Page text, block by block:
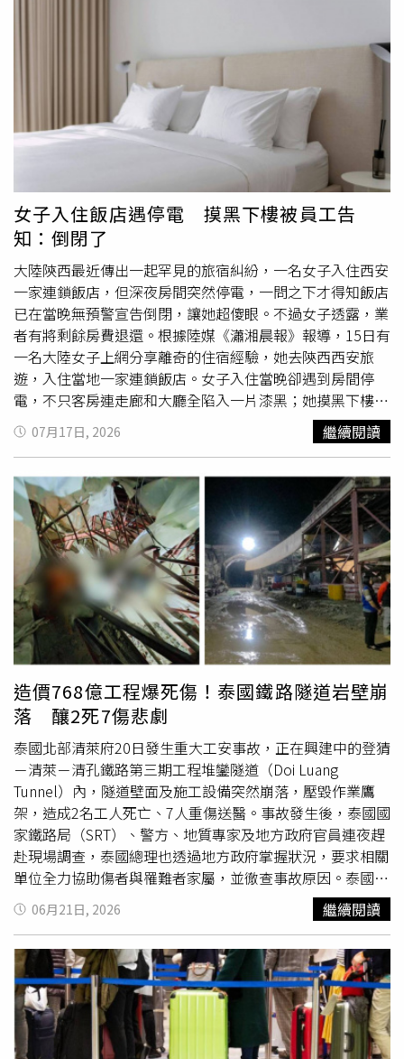
公司在股務作業管理上確有重大疏失，主管機關將考慮收回
其自辦股務資格，並要求改由專業機構辦理相關股務作業。
擺放礦泉水及運動飲料，也遭質疑是在作秀。王世堅表示，
希望大家一切以身體健康為重，國家、社會有太多事情要大
家共同努力，年輕人要以保護自己的身體健康為重。王世堅
指出，一般有決心的這種行為，大概都會比較決絕的方式，
但還是希望年輕人愛惜生命，這種方式不好，也不是社會大
多數民眾想看到的。他認為，國家、社會已經有太多需要積
極去解決的問題，不是絕食或掉眼淚可以解決的，因此希望
他們能夠停止這類的活動。
女子入住飯店遇停電 摸黑下樓被員工告
知：倒閉了
大陸陝西最近傳出一起罕見的旅宿糾紛，一名女子入住西安
一家連鎖飯店，但深夜房間突然停電，一問之下才得知飯店
已在當晚無預警宣告倒閉，讓她超傻眼。不過女子透露，業
者有將剩餘房費退還。根據陸媒《瀟湘晨報》報導，15日有
一名大陸女子上網分享離奇的住宿經驗，她去陝西西安旅
遊，入住當地一家連鎖飯店。女子入住當晚卻遇到房間停
電，不只客房連走廊和大廳全陷入一片漆黑；她摸黑下樓查
看，發現現場僅剩下一名櫃檯人員，她上前詢問才知道飯店
倒閉了。不過女子也表示，所幸在該名櫃檯人員的協助下，
她當晚有順利拿到剩餘的房費，隨後只好緊急尋找附近其他
旅館入住，才免於流落街頭的窘境。雖然女子遭遇飯店臨時
倒閉，但她仍對基層員工的職業道德給予高度肯定，她感性
地說，入住後無論是房務清潔還是櫃檯接待，服務都相當到
位；特別是深夜留守的那位櫃檯人員，慌亂中依然展現負責
的態度，積極協助旅客處理退款。貼文迅速引發網友們熱烈
討論，除了不少人留言安慰原PO之外，還引來數名自稱是
該飯店員工的網友留言還原真相；員工們表示，當天高層主
管與經理突然帶隊集體外出辦事，隨後就傳來公司解散倒閉
的噩耗。他們趕回飯店現場，與留守同仁漏夜清查住客名
單，並逐一聯繫客人辦理退費手續直至凌晨；對此，員工們
坦言，他們也是臨時接到通知，目前不僅工作丟了，連自身
的薪資也尚未拿到，同樣是受害者。最後，由於該飯店屬於
連鎖體系，該名女子的文章中也公開呼籲集團總部應負起責
任，盡快為這些堅守崗位到最後一刻的基層員工結清薪資，
保障勞工權益。同時，她也藉由這次的驚魂記提醒廣大民
眾，出門在外務必提高警覺，離開飯店房間時應養成隨身攜
帶貴重物品的習慣，以免遭遇不可抗力的突發狀況時蒙受重
大財產損失。
07月17日, 2026 繼續閱讀
造價768億工程爆死傷！泰國鐵路隧道岩壁崩
落 釀2死7傷悲劇
泰國北部清萊府20日發生重大工安事故，正在興建中的登猜
－清萊－清孔鐵路第三期工程堆鑾隧道（Doi Luang
Tunnel）內，隧道壁面及施工設備突然崩落，壓毀作業鷹
架，造成2名工人死亡、7人重傷送醫。事故發生後，泰國國
家鐵路局（SRT）、警方、地質專家及地方政府官員連夜趕
赴現場調查，泰國總理也透過地方政府掌握狀況，要求相關
單位全力協助傷者與罹難者家屬，並徹查事故原因。泰國清
萊府堆鑾隧道施工期間發生岩壁崩落事故，造成2死7重傷。
綜合多家泰媒報導，事故發生於20日下午4時30分至晚間6
時45分之間，地點位於清萊府堆鑾縣昭猜鎮第10村境內的
堆鑾隧道工程區。當時施工團隊正在隧道內進行照明設備安
裝、鋼構支撐固定及永久混凝土保護層施工，部分工人站在
鋼構鷹架上，準備將支撐鋼材固定於隧道壁面。未料隧道內
裸露岩壁突然出現鬆動，大量岩石及設備瞬間掉落，壓中鷹
架與施工人員，造成多人死傷。泰國清萊府堆鑾隧道施工期
06月21日, 2026 繼續閱讀